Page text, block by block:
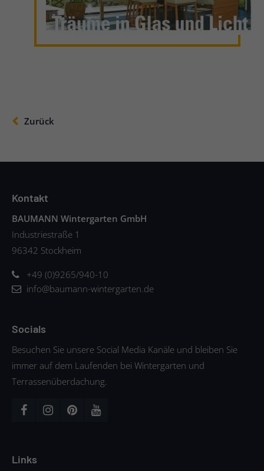
Zurück
Kontakt
BAUMANN Wintergarten GmbH
Industriestraße 1
96342 Stockheim
+49 (0)9265/940-10
info@baumann-wintergarten.de
Socials
Besuchen Sie unsere Social Media Kanäle und bleiben Sie
immer auf dem Laufenden bei Wintergarten und
Terrassenüberdachung.
Links